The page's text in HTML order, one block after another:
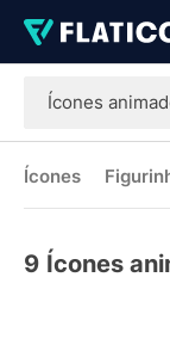
Ícones
Ícones
9 Ícones